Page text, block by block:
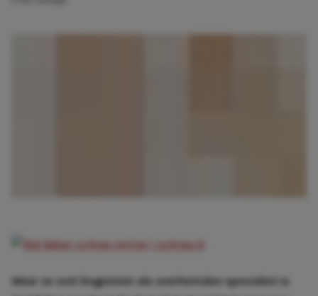
Waar ze ooit begonnen als overhemden specialist is